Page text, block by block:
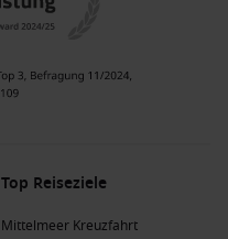
Top Reiseziele
Mittelmeer Kreuzfahrt